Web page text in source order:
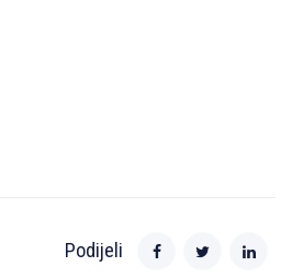
Podijeli